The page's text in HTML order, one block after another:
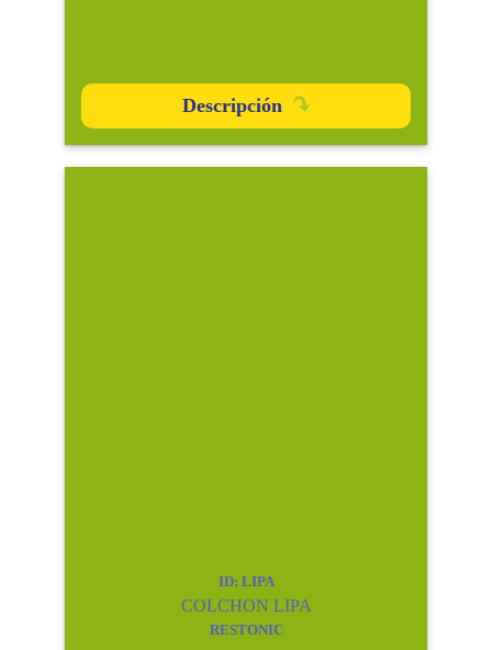
Descripción
ID: LIPA
COLCHON LIPA
RESTONIC